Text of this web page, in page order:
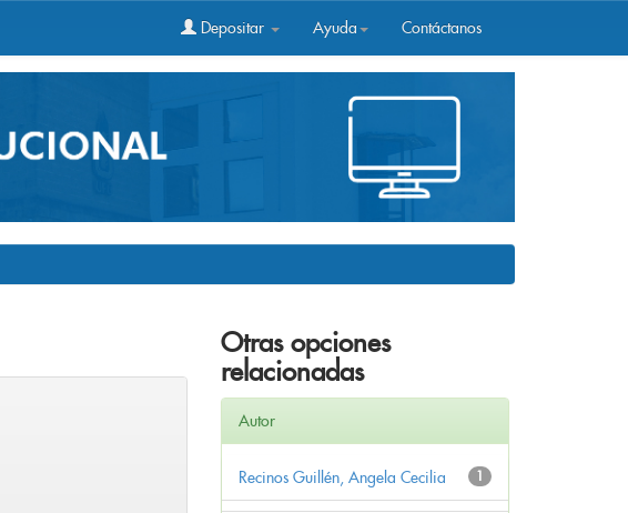
Depositar Ayuda Contáctanos
Otras opciones
relacionadas
Autor
1
Recinos Guillén, Angela Cecilia